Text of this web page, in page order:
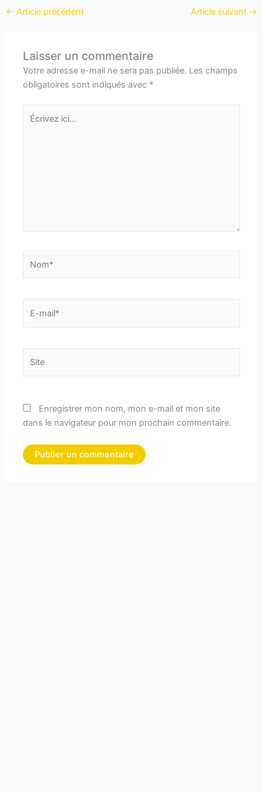
← Article précédent Article suivant →
Laisser un commentaire
Votre adresse e-mail ne sera pas publiée. Les champs
obligatoires sont indiqués avec *
Écrivez
ici…
mail*
Enregistrer mon nom, mon e-mail et mon site
dans le navigateur pour mon prochain commentaire.